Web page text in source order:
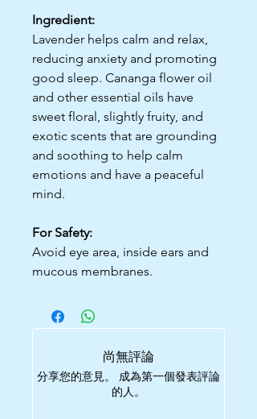
Ingredient:
Lavender helps calm and relax,
reducing anxiety and promoting
good sleep. Cananga flower oil
and other essential oils have
sweet floral, slightly fruity, and
exotic scents that are grounding
and soothing to help calm
emotions and have a peaceful
mind.
For Safety:
Avoid eye area, inside ears and
mucous membranes.
尚無評論
分享您的意見。 成為第一個發表評論
的人。